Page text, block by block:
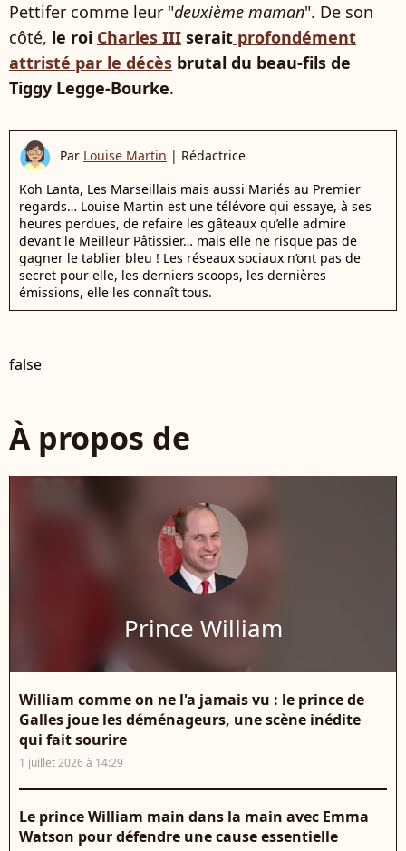
Pettifer comme leur "deuxième maman". De son
côté, le roi Charles III serait profondément
attristé par le décès brutal du beau-fils de
Tiggy Legge-Bourke.
Par Louise Martin | Rédactrice
Koh Lanta, Les Marseillais mais aussi Mariés au Premier
regards… Louise Martin est une télévore qui essaye, à ses
heures perdues, de refaire les gâteaux qu’elle admire
devant le Meilleur Pâtissier… mais elle ne risque pas de
gagner le tablier bleu ! Les réseaux sociaux n’ont pas de
secret pour elle, les derniers scoops, les dernières
émissions, elle les connaît tous.
false
À propos de
Prince William
William comme on ne l'a jamais vu : le prince de
Galles joue les déménageurs, une scène inédite
qui fait sourire
1 juillet 2026 à 14:29
Le prince William main dans la main avec Emma
Watson pour défendre une cause essentielle